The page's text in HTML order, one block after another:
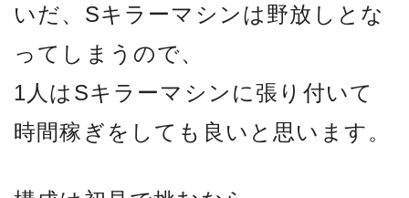
いだ、Sキラーマシンは野放しとな
ってしまうので、
1人はSキラーマシンに張り付いて
時間稼ぎをしても良いと思います。